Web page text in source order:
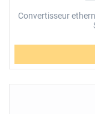
Convertisseur